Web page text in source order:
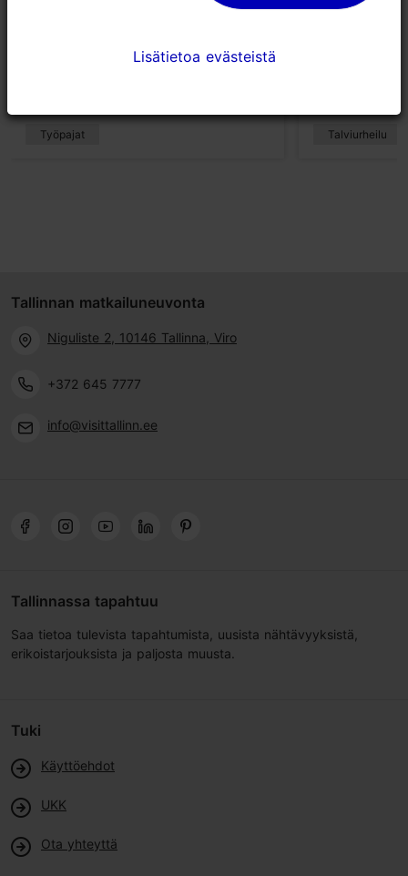
Asuurkeraamika-studion
Työpajat Talviurheilu
Tallinnan matkailuneuvonta
Niguliste 2, 10146 Tallinna, Viro
+372 645 7777
info@visittallinn.ee
Tallinnassa tapahtuu
Saa tietoa tulevista tapahtumista, uusista nähtävyyksistä,
erikoistarjouksista ja paljosta muusta.
Tuki
Käyttöehdot
UKK
Ota yhteyttä
Lisätietoa evästeistä
Lisätietoa evästeistä